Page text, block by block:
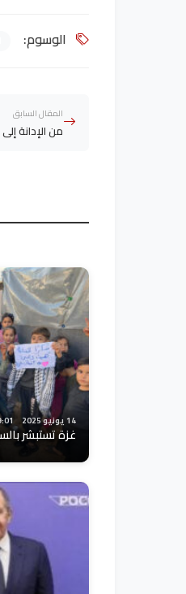
الوسوم:
المقال السابق
من الإدانة
14 يونيو 2025
غزة تستبشر